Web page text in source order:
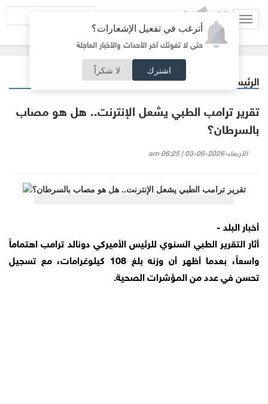
أترغب في تفعيل الإشعارات؟
حتى لا تفوتك آخر الأحداث والأخبار العاجلة
اشترك لا شكراً
الرئيسية
تقرير ترامب الطبي يشعل الإنترنت.. هل هو مصاب
بالسرطان؟
الأربعاء-2026-06-03 | 06:25 am
أخبار البلد -
أثار التقرير الطبي السنوي للرئيس الأميركي دونالد ترامب اهتماماً
واسعاً، بعدما أظهر أن وزنه بلغ 108 كيلوغرامات، مع تسجيل
تحسن في عدد من المؤشرات الصحية.